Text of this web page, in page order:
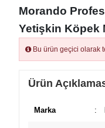
Morando
Yetişkin Köpek
Bu ürün geçici olarak
Ürün
Marka :